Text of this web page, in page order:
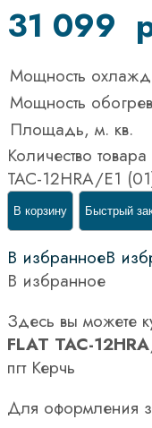
31 099
Мощность
Мощность
Площадь, м. кв.
Количество
TAC-12HRA/E1
В корзину Быстрый
В избранноеВ
В избранное
Здесь вы можете
FLAT TAC-
пгт Керчь
Для оформления